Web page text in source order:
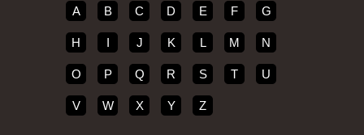
A B C D E F G
H I J K L M N
O P Q R S T U
V W X Y Z